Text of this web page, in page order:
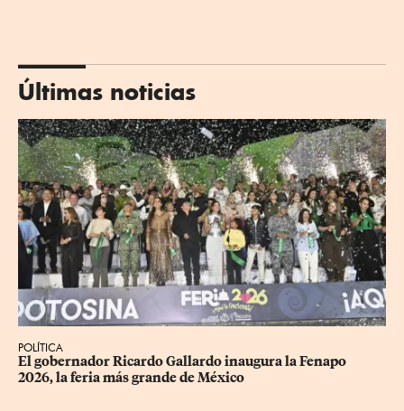
Últimas noticias
POLÍTICA
​El gobernador Ricardo Gallardo inaugura la Fenapo
2026, la feria más grande de México